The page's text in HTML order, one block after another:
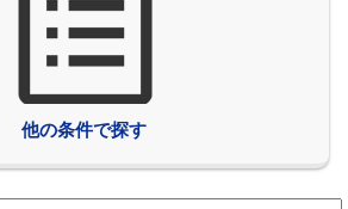
他の条件で探す